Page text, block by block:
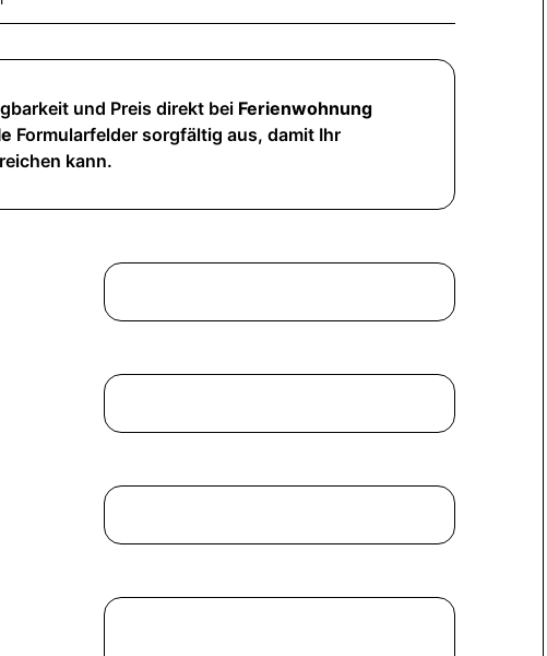
und Preis direkt bei Ferienwohnung
Formularfelder sorgfältig aus, damit Ihr
kann.